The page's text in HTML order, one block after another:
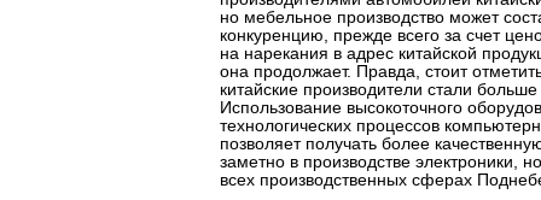
но мебельное производство может
конкуренцию, прежде всего за счет
на нарекания в адрес китайской
она продолжает. Правда, стоит
китайские производители стали больше
Использование высокоточного
технологических процессов
позволяет получать более
заметно в производстве электроники,
всех производственных сферах